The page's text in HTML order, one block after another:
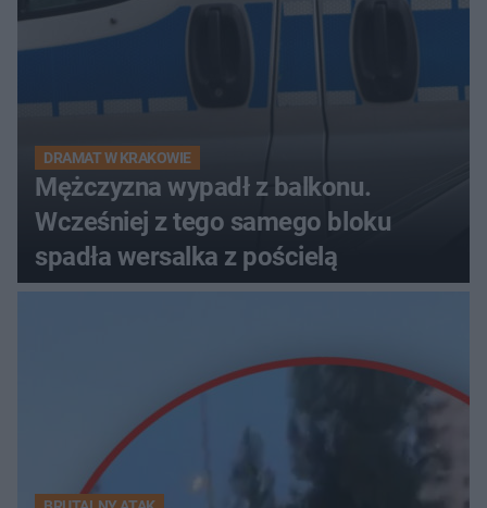
DRAMAT W KRAKOWIE
Mężczyzna wypadł z balkonu.
Wcześniej z tego samego bloku
spadła wersalka z pościelą